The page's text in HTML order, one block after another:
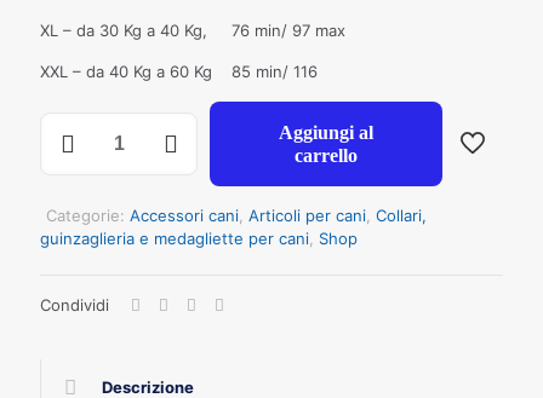
XL – da 30 Kg a 40 Kg, 76 min/ 97 max
XXL – da 40 Kg a 60 Kg 85 min/ 116
Linea
Flash
ARANCIO
Aggiungi al
carrello
Categorie: Accessori cani Articoli per cani Collari,
guinzaglieria e medagliette per cani Shop
Condividi
Descrizione